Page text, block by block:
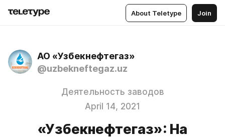
About Teletype Join
АО «Узбекнефтегаз»
@uzbekneftegaz.uz
Деятельность заводов
April 14, 2021
«Узбекнефтегаз»: На